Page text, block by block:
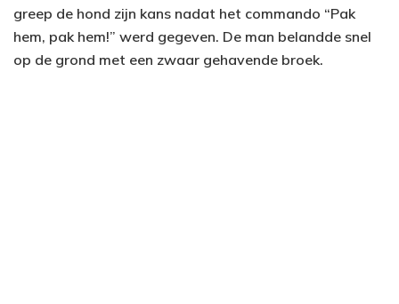
greep de hond zijn kans nadat het commando “Pak
hem, pak hem!” werd gegeven. De man belandde snel
op de grond met een zwaar gehavende broek.